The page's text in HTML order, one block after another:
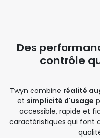
Des
contrôle
Twyn combine réalité
et simplicité d'usage
accessible, rapide et
caractéristiques qui font